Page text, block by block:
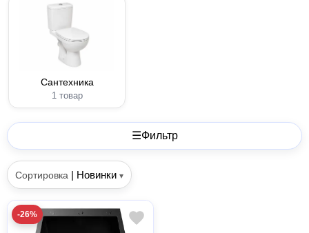
Сантехника
1 товар
☰Фильтр
Сортировка | Новинки ▾
-26%